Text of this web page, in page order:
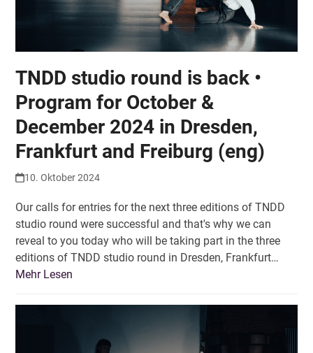
TNDD studio round is back •
Program for October &
December 2024 in Dresden,
Frankfurt and Freiburg (eng)
10. Oktober 2024
Our calls for entries for the next three editions of TNDD
studio round were successful and that's why we can
reveal to you today who will be taking part in the three
editions of TNDD studio round in Dresden, Frankfurt…
Mehr Lesen